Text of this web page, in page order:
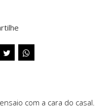
com a cara do casal.